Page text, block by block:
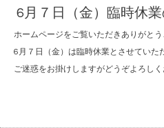
6月７日（金）臨時休
ホームページをご覧いただきありがとう
6月７日（金）は臨時休業とさせていた
ご迷惑をお掛けしますがどうぞよろしく